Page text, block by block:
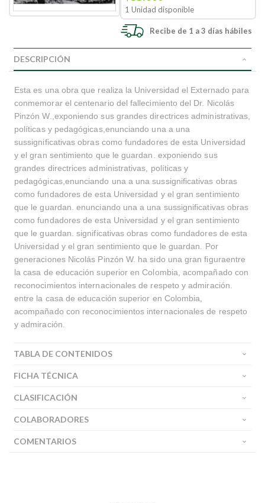
1 Unidad disponible
Recibe de 1 a 3 días hábiles
DESCRIPCIÓN
Esta es una obra que realiza la Universidad el Externado para
conmemorar el centenario del fallecimiento del Dr. Nicolás
Pinzón W.,exponiendo sus grandes directrices administrativas,
políticas y pedagógicas,enunciando una a una
sussignificativas obras como fundadores de esta Universidad
y el gran sentimiento que le guardan. exponiendo sus
grandes directrices administrativas, políticas y
pedagógicas,enunciando una a una sussignificativas obras
como fundadores de esta Universidad y el gran sentimiento
que le guardan. enunciando una a una sussignificativas obras
como fundadores de esta Universidad y el gran sentimiento
que le guardan. significativas obras como fundadores de esta
Universidad y el gran sentimiento que le guardan. Por
generaciones Nicolás Pinzón W. ha sido una gran figuraentre
la casa de educación superior en Colombia, acompañado con
reconocimientos internacionales de respeto y admiración.
entre la casa de educación superior en Colombia,
acompañado con reconocimientos internacionales de respeto
y admiración.
TABLA DE CONTENIDOS
FICHA TÉCNICA
CLASIFICACIÓN
COLABORADORES
COMENTARIOS